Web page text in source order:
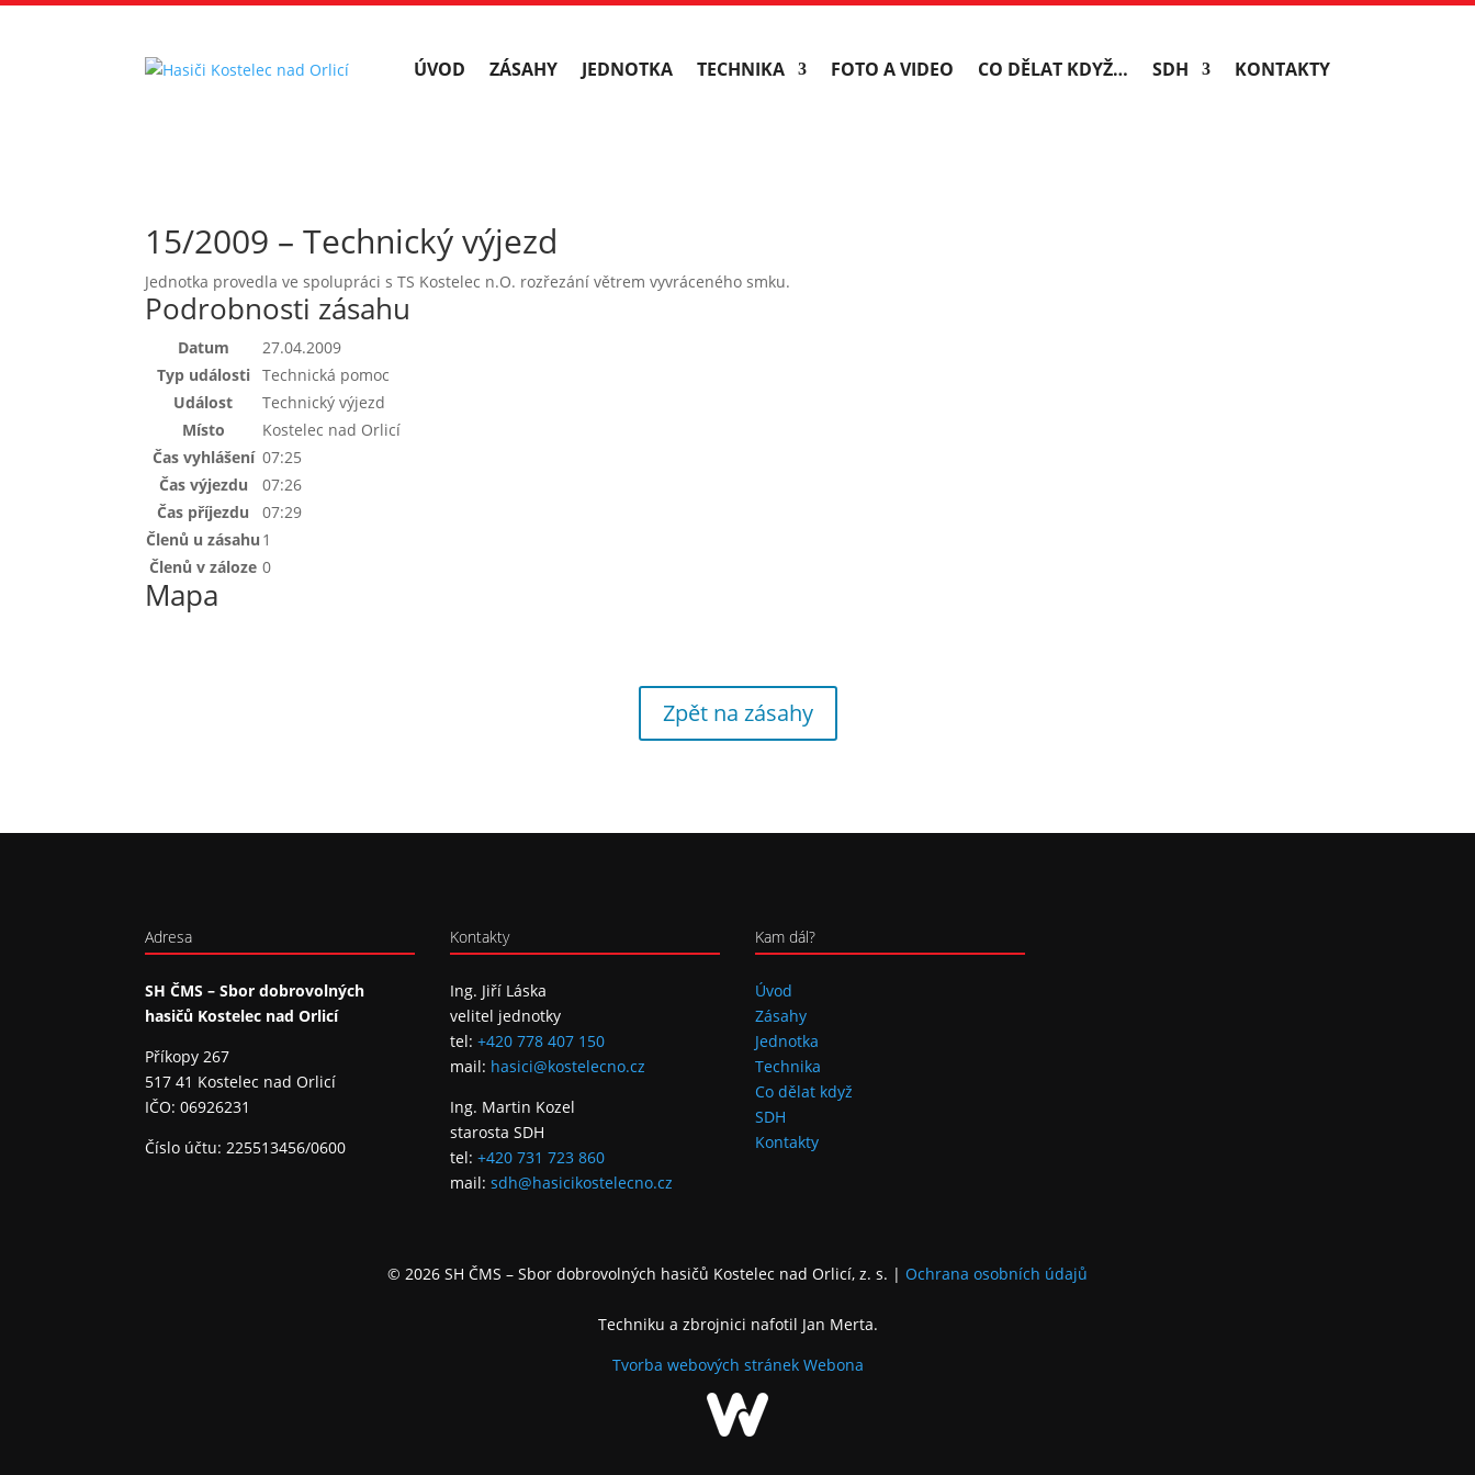
ÚVOD ZÁSAHY JEDNOTKA TECHNIKA FOTO A VIDEO CO DĚLAT KDYŽ… SDH KONTAKTY
15/2009 – Technický výjezd
Jednotka provedla ve spolupráci s TS Kostelec n.O. rozřezání větrem vyvráceného smku.
Podrobnosti zásahu
Datum
27.04.2009
Typ události
Technická pomoc
Událost
Technický výjezd
Místo
Kostelec nad Orlicí
Čas vyhlášení 07:25
Čas výjezdu
07:26
Čas příjezdu
07:29
Členů u zásahu 1
Členů v záloze 0
Mapa
Zpět na zásahy
Adresa
SH ČMS – Sbor dobrovolných
hasičů Kostelec nad Orlicí
Příkopy 267
517 41 Kostelec nad Orlicí
IČO: 06926231
Číslo účtu: 225513456/0600
Kontakty
Ing. Jiří Láska
velitel jednotky
tel:+420 778 407 150
mail: hasici@kostelecno.cz
Ing. Martin Kozel
starosta SDH
tel:+420 731 723 860
mail:sdh@hasicikostelecno.cz
Kam dál?
Úvod
Zásahy
Jednotka
Technika
Co dělat když
SDH
Kontakty
© 2026 SH ČMS – Sbor dobrovolných hasičů Kostelec nad Orlicí, z. s. | Ochrana osobních údajů
Techniku a zbrojnici nafotil Jan Merta.
Tvorba webových stránek Webona